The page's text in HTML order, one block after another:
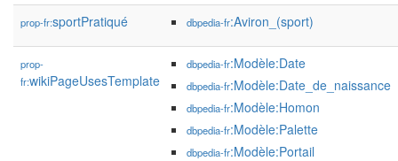
prop-fr:sportPratiqué dbpedia-fr:Aviron_(sport)
prop-
fr:wikiPageUsesTemplate
dbpedia-fr:Modèle:Date
dbpedia-fr:Modèle:Date_de_naissance
dbpedia-fr:Modèle:Homon
dbpedia-fr:Modèle:Palette
dbpedia-fr:Modèle:Portail